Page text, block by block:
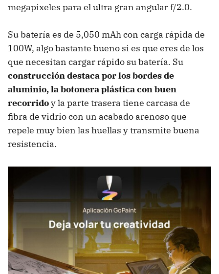
megapixeles para el ultra gran angular f/2.0.
Su batería es de 5,050 mAh con carga rápida de
100W, algo bastante bueno si es que eres de los
que necesitan cargar rápido su batería. Su
construcción destaca por losbordes de
aluminio, la botonera plástica con buen
recorridoy la parte trasera tiene carcasa de
fibra de vidrio con un acabado arenoso que
repele muy bien las huellas y transmite buena
resistencia.